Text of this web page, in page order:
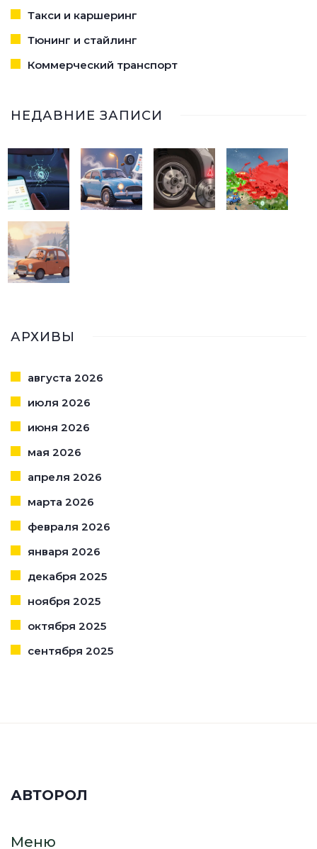
Такси и каршеринг
Тюнинг и стайлинг
Коммерческий транспорт
НЕДАВНИЕ ЗАПИСИ
АРХИВЫ
августа 2026
июля 2026
июня 2026
мая 2026
апреля 2026
марта 2026
февраля 2026
января 2026
декабря 2025
ноября 2025
октября 2025
сентября 2025
АВТОРОЛ
Меню